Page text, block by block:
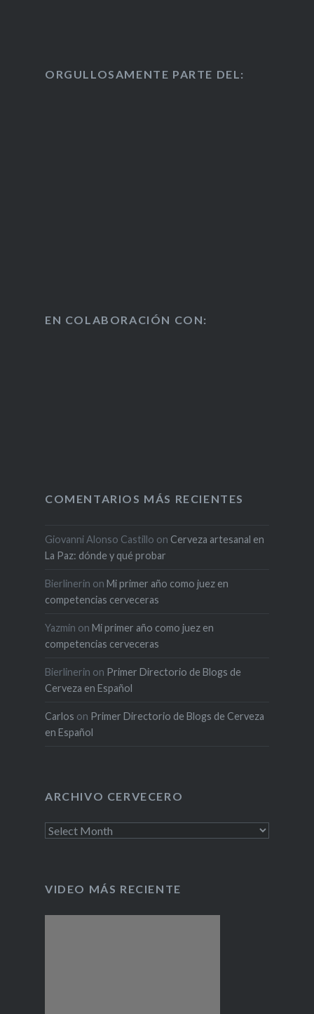
ORGULLOSAMENTE PARTE DEL:
EN COLABORACIÓN CON:
COMENTARIOS MÁS RECIENTES
Giovanni Alonso Castillo on Cerveza artesanal en
La Paz: dónde y qué probar
Bierlinerin on Mi primer año como juez en
competencias cerveceras
Yazmin on Mi primer año como juez en
competencias cerveceras
Bierlinerin on Primer Directorio de Blogs de
Cerveza en Español
Carlos on Primer Directorio de Blogs de Cerveza
en Español
ARCHIVO CERVECERO
Archivo
VIDEO MÁS RECIENTE